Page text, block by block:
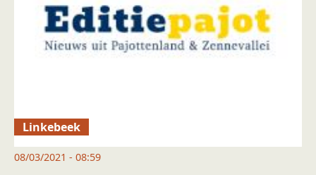
Linkebeek
08/03/2021 - 08:59